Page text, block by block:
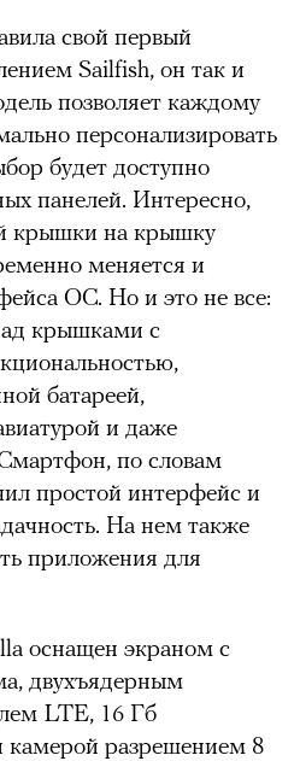
свой первый
Sailfish, он так и
позволяет каждому
персонализировать
будет доступно
панелей. Интересно,
крышки на крышку
меняется и
ОС. Но и это не все:
крышками с
батареей,
и даже
по словам
простой интерфейс и
На нем также
приложения для
оснащен экраном с
двухъядерным
LTE, 16 Гб
камерой разрешением 8